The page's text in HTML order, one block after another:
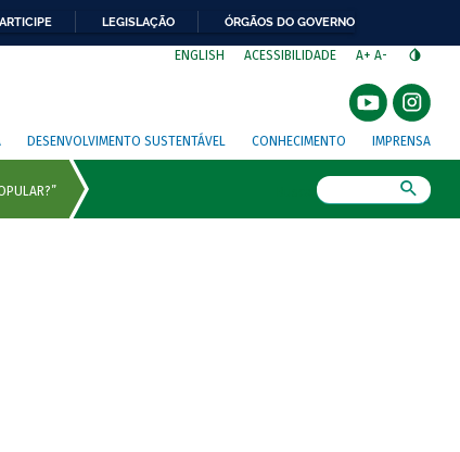
LEGISLAÇÃO ÓRGÃOS DO GOVERNO
ENGLISH ACESSIBILIDADE A+ A-
DESENVOLVIMENTO SUSTENTÁVEL CONHECIMENTO IMPRENSA